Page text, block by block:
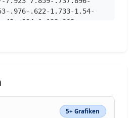
.976-.622-1.733-1.54-
.034-1.132.369-
0 7.923-
1.635-2.383
2.455.03-.776-.388-
.452-.437-1.16-
5+ Grafiken